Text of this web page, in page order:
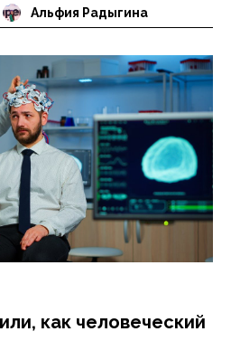
Альфия Радыгина
как человеческий